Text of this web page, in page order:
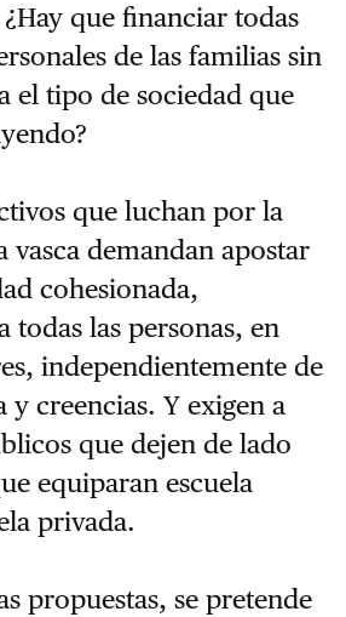
que financiar todas
de las familias sin
el tipo de sociedad que
que luchan por la
vasca demandan apostar
cohesionada,
todas las personas, en
independientemente de
y creencias. Y exigen a
que dejen de lado
equiparan escuela
privada.
propuestas, se pretende